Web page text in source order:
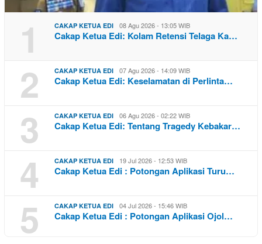
1 CAKAP KETUA EDI 08 Agu 2026 - 13:05 WIB
Cakap Ketua Edi: Kolam Retensi Telaga Ka…
2 CAKAP KETUA EDI 07 Agu 2026 - 14:09 WIB
Cakap Ketua Edi: Keselamatan di Perlinta…
3 CAKAP KETUA EDI 06 Agu 2026 - 02:22 WIB
Cakap Ketua Edi: Tentang Tragedy Kebakar…
4 CAKAP KETUA EDI 19 Jul 2026 - 12:53 WIB
Cakap Ketua Edi : Potongan Aplikasi Turu…
5 CAKAP KETUA EDI 04 Jul 2026 - 15:46 WIB
Cakap Ketua Edi : Potongan Aplikasi Ojol…